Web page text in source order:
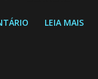
06/26 a 14/06/26
LEIA MAIS